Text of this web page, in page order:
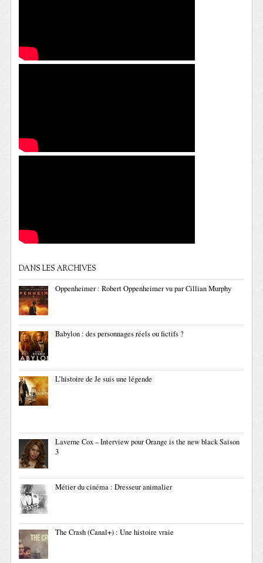
DANS LES ARCHIVES
Oppenheimer : Robert Oppenheimer vu par Cillian Murphy
Babylon : des personnages réels ou fictifs ?
L’histoire de Je suis une légende
Laverne Cox – Interview pour Orange is the new black Saison
3
Métier du cinéma : Dresseur animalier
The Crash (Canal+) : Une histoire vraie